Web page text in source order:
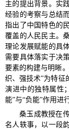
主的提出背景。实
经验的考察与总结
指出了中国特色的
覆盖的人民民主。
理论发展赋能的具
需要具体落实于决
要素的构建与明晰
织、强技术”为特征
演进中的独特属性
能”与“负能”作用进
桑玉成教授在
名人轶事，以一段